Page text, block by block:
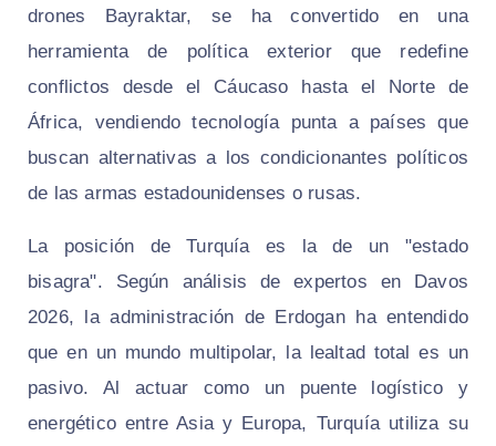
drones Bayraktar, se ha convertido en una
herramienta de política exterior que redefine
conflictos desde el Cáucaso hasta el Norte de
África, vendiendo tecnología punta a países que
buscan alternativas a los condicionantes políticos
de las armas estadounidenses o rusas.
La posición de Turquía es la de un "estado
bisagra". Según análisis de expertos en Davos
2026, la administración de Erdogan ha entendido
que en un mundo multipolar, la lealtad total es un
pasivo. Al actuar como un puente logístico y
energético entre Asia y Europa, Turquía utiliza su